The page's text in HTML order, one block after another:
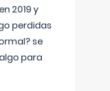
2019 y
perdidas
se
para